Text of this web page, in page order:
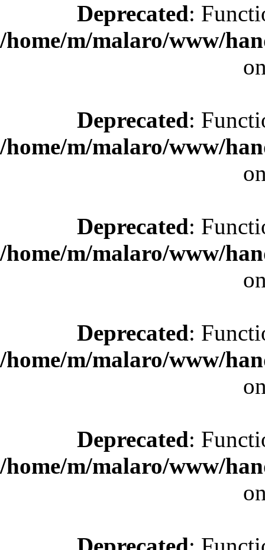
Deprecated:
/home/m/malaro/www/
Deprecated:
/home/m/malaro/www/
Deprecated:
/home/m/malaro/www/
Deprecated:
/home/m/malaro/www/
Deprecated:
/home/m/malaro/www/